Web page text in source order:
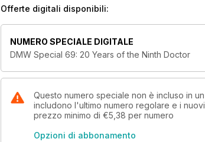
manager).
The cast and crew of the 2005 series choose their
The making of the renowned Trip of a Lifetime trailer.
Concept artist Dan Walker reveals his original
Fans share their eye witness accounts – and
Action figures, radio-controlled Daleks and other
A guide to the Ninth Doctor’s adventures in the
PLUS a new and exclusive short story by Doctor
Offerte digitali disponibili:
NUMERO SPECIALE DIGITALE
DMW Special 69: 20 Years of the Ninth Doctor
Questo numero speciale non è incluso in
includono l'ultimo numero regolare e i
prezzo minimo di €5,38 per numero
Opzioni di abbonamento